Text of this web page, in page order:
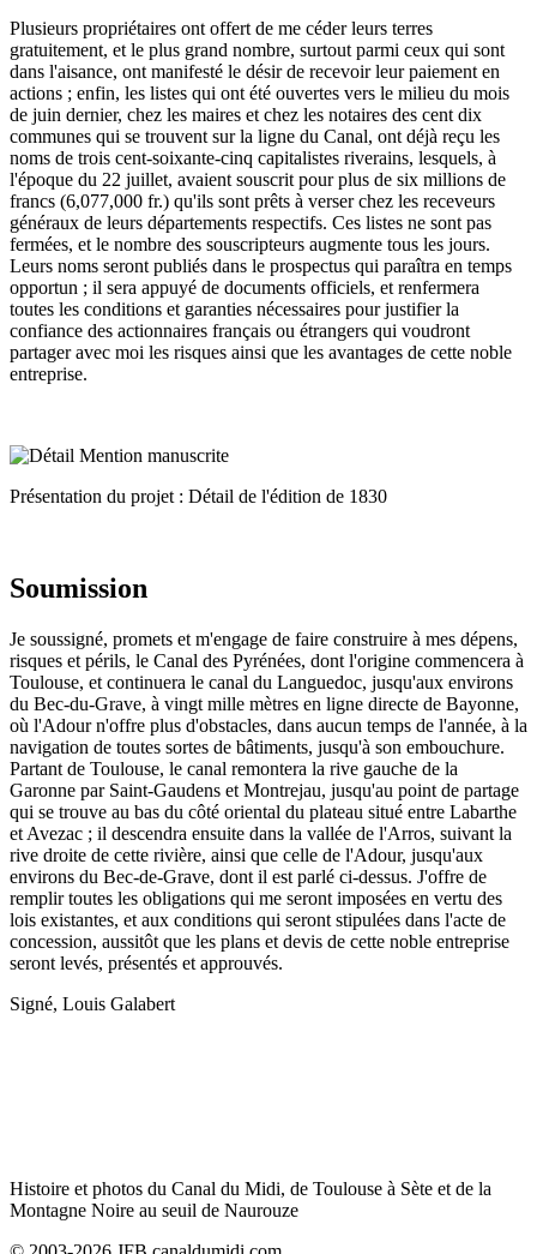
Plusieurs propriétaires ont offert de me céder leurs terres
gratuitement, et le plus grand nombre, surtout parmi ceux qui sont
dans l'aisance, ont manifesté le désir de recevoir leur paiement en
actions ; enfin, les listes qui ont été ouvertes vers le milieu du mois
de juin dernier, chez les maires et chez les notaires des cent dix
communes qui se trouvent sur la ligne du Canal, ont déjà reçu les
noms de trois cent-soixante-cinq capitalistes riverains, lesquels, à
l'époque du 22 juillet, avaient souscrit pour plus de six millions de
francs (6,077,000 fr.) qu'ils sont prêts à verser chez les receveurs
généraux de leurs départements respectifs. Ces listes ne sont pas
fermées, et le nombre des souscripteurs augmente tous les jours.
Leurs noms seront publiés dans le prospectus qui paraîtra en temps
opportun ; il sera appuyé de documents officiels, et renfermera
toutes les conditions et garanties nécessaires pour justifier la
confiance des actionnaires français ou étrangers qui voudront
partager avec moi les risques ainsi que les avantages de cette noble
entreprise.
Présentation du projet : Détail de l'édition de 1830
Soumission
Je soussigné, promets et m'engage de faire construire à mes dépens,
risques et périls, le Canal des Pyrénées, dont l'origine commencera à
Toulouse, et continuera le canal du Languedoc, jusqu'aux environs
du Bec-du-Grave, à vingt mille mètres en ligne directe de Bayonne,
où l'Adour n'offre plus d'obstacles, dans aucun temps de l'année, à la
navigation de toutes sortes de bâtiments, jusqu'à son embouchure.
Partant de Toulouse, le canal remontera la rive gauche de la
Garonne par Saint-Gaudens et Montrejau, jusqu'au point de partage
qui se trouve au bas du côté oriental du plateau situé entre Labarthe
et Avezac ; il descendra ensuite dans la vallée de l'Arros, suivant la
rive droite de cette rivière, ainsi que celle de l'Adour, jusqu'aux
environs du Bec-de-Grave, dont il est parlé ci-dessus. J'offre de
remplir toutes les obligations qui me seront imposées en vertu des
lois existantes, et aux conditions qui seront stipulées dans l'acte de
concession, aussitôt que les plans et devis de cette noble entreprise
seront levés, présentés et approuvés.
Signé, Louis Galabert
Histoire et photos du Canal du Midi, de Toulouse à Sète et de la
Montagne Noire au seuil de Naurouze